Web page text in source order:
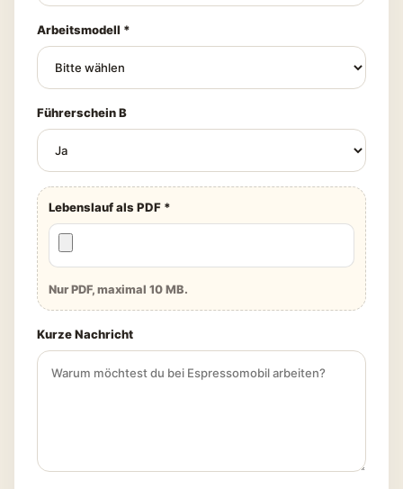
Arbeitsmodell *
Führerschein B
Lebenslauf als PDF *
Nur PDF, maximal 10 MB.
Kurze Nachricht